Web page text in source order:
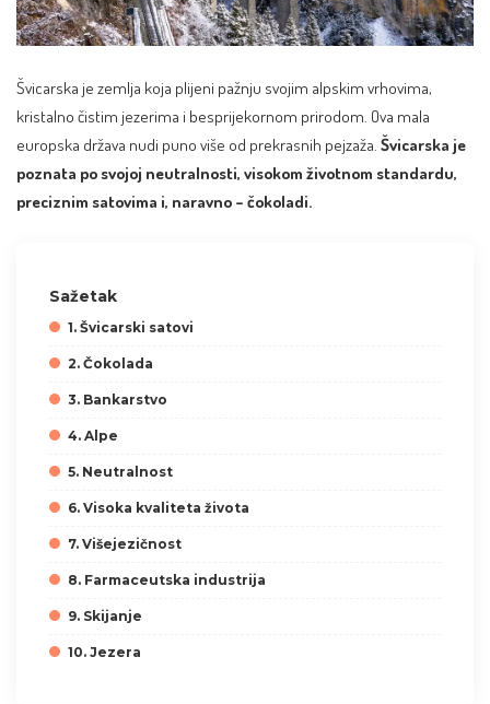
Švicarska je zemlja koja plijeni pažnju svojim alpskim vrhovima,
kristalno čistim jezerima i besprijekornom prirodom. Ova mala
europska država nudi puno više od prekrasnih pejzaža. Švicarska je
poznata po svojoj neutralnosti, visokom životnom standardu,
preciznim satovima i, naravno – čokoladi.
Sažetak
1. Švicarski satovi
2. Čokolada
3. Bankarstvo
4. Alpe
5. Neutralnost
6. Visoka kvaliteta života
7. Višejezičnost
8. Farmaceutska industrija
9. Skijanje
10. Jezera